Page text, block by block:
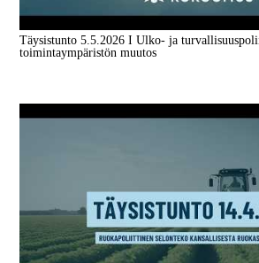
Täysistunto 5.5.2026 I Ulko- ja
toimintaympäristön muutos